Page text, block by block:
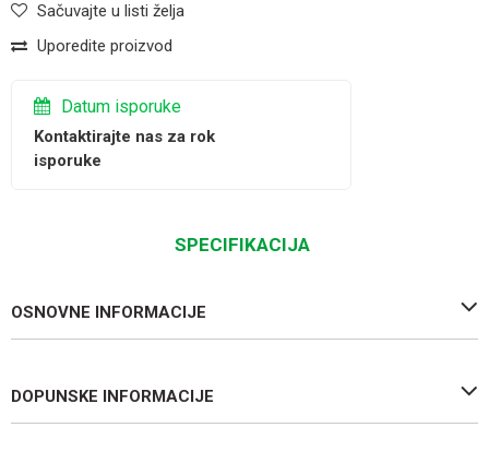
Sačuvajte u listi želja
Uporedite proizvod
Datum isporuke
Kontaktirajte nas za rok
isporuke
SPECIFIKACIJA
OSNOVNE INFORMACIJE
DOPUNSKE INFORMACIJE